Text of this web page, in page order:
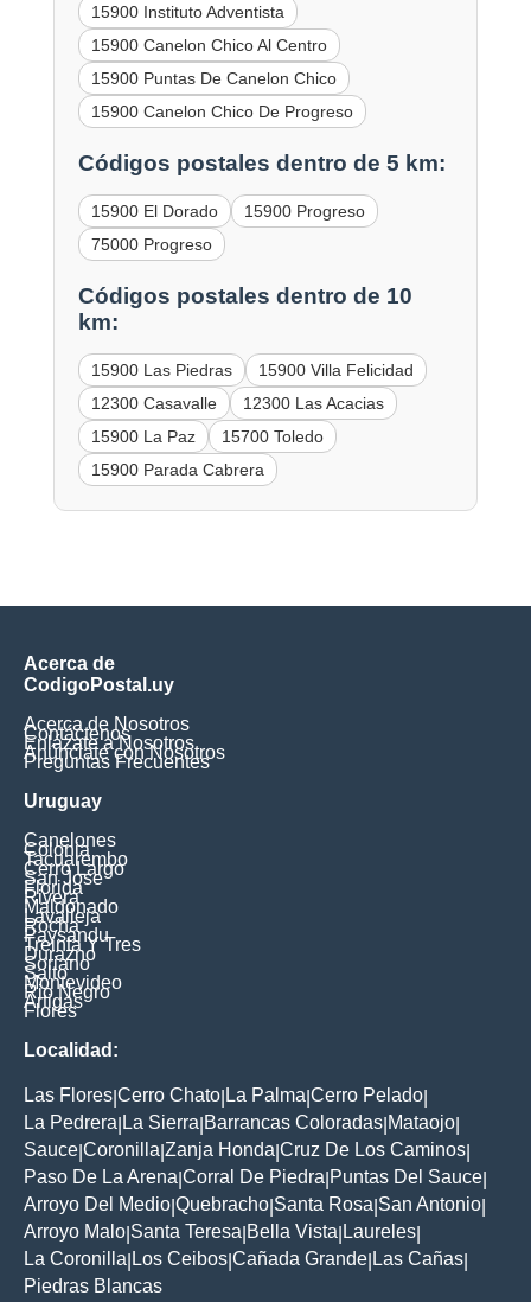
15900 Instituto Adventista
15900 Canelon Chico Al Centro
15900 Puntas De Canelon Chico
15900 Canelon Chico De Progreso
Códigos postales dentro de 5 km:
15900 El Dorado
15900 Progreso
75000 Progreso
Códigos postales dentro de 10
km:
15900 Las Piedras
15900 Villa Felicidad
12300 Casavalle
12300 Las Acacias
15900 La Paz
15700 Toledo
15900 Parada Cabrera
Acerca de
CodigoPostal.uy
Acerca de Nosotros
Contáctenos
Enlázate a Nosotros
Anúnciate con Nosotros
Preguntas Frecuentes
Uruguay
Canelones
Colonia
Tacuarembo
Cerro Largo
San Jose
Florida
Rivera
Maldonado
Lavalleja
Rocha
Paysandu
Treinta Y Tres
Durazno
Soriano
Salto
Montevideo
Rio Negro
Artigas
Flores
Localidad:
Las Flores Cerro Chato La Palma Cerro Pelado
La Pedrera La Sierra Barrancas Coloradas Mataojo
Sauce Coronilla Zanja Honda Cruz De Los Caminos
Paso De La Arena Corral De Piedra Puntas Del Sauce
Arroyo Del Medio Quebracho Santa Rosa San Antonio
Arroyo Malo Santa Teresa Bella Vista Laureles
La Coronilla Los Ceibos Cañada Grande Las Cañas
Piedras Blancas